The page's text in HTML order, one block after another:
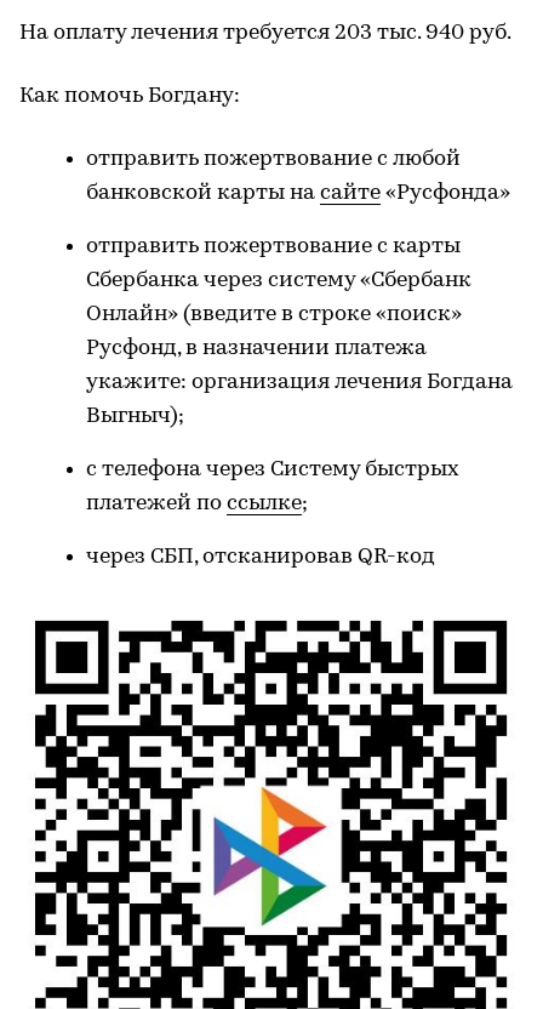
На оплату лечения требуется 203 тыс. 940 руб.
Как помочь Богдану:
отправить пожертвование с любой
банковской карты на сайте «Русфонда»
отправить пожертвование с карты
Сбербанка через систему «Сбербанк
Онлайн» (введите в строке «поиск»
Русфонд, в назначении платежа
укажите: организация лечения Богдана
Выгныч);
с телефона через Систему быстрых
платежей по ссылке;
через СБП, отсканировав QR-код